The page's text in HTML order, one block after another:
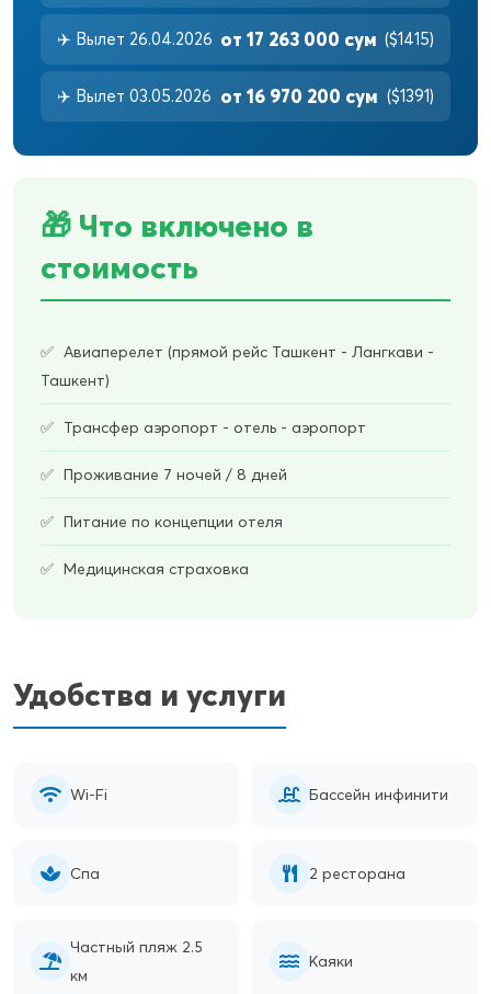
✈️ Вылет 26.04.2026 от 17 263 000 сум ($1415)
✈️ Вылет 03.05.2026 от 16 970 200 сум ($1391)
🎁 Что включено в
стоимость
Авиаперелет (прямой рейс Ташкент - Лангкави -
Ташкент)
Трансфер аэропорт - отель - аэропорт
Проживание 7 ночей / 8 дней
Питание по концепции отеля
Медицинская страховка
Удобства и услуги
Wi-Fi Бассейн инфинити
Спа 2 ресторана
Частный пляж 2.5
км
Каяки